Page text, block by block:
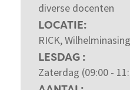
diverse docenten
LOCATIE
RICK,
LESDAG
Zaterdag (09:00 -